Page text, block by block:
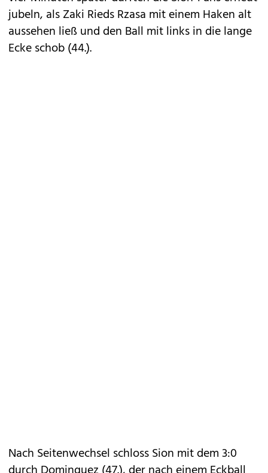
jubeln, als Zaki Rieds Rzasa mit einem Haken alt
aussehen ließ und den Ball mit links in die lange
Ecke schob (44.).
Nach Seitenwechsel schloss Sion mit dem 3:0